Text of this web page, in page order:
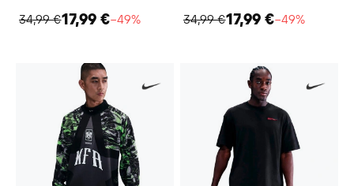
34,99 €17,99 €−49%
34,99 €17,99 €−49%